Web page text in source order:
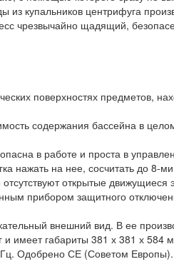
купальников центрифуга
чрезвычайно щадящий,
поверхностях предметов,
содержания бассейна в
в работе и проста в
нажать на нее, сосчитать до 8-
открытые
прибором защитного
внешний вид. В ее
имеет габариты 381 х 381 х 584
Гц. Одобрено СЕ (Советом Европы).